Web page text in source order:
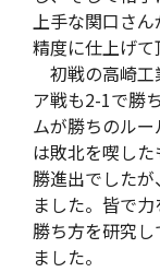
上手な関口さ
精度に仕上げて
初戦の高崎工
ア戦も2-1で勝
ムが勝ちのル
は敗北を喫し
勝進出でした
ました。皆で
勝ち方を研究
ました。